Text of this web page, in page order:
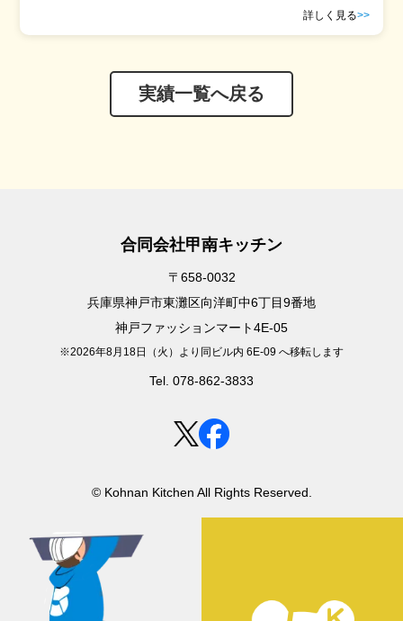
詳しく見る>>
実績一覧へ戻る
合同会社甲南キッチン
〒658-0032
兵庫県神戸市東灘区向洋町中6丁目9番地
神戸ファッションマート4E-05
※2026年8月18日（火）より同ビル内 6E-09 へ移転します
Tel. 078-862-3833
© Kohnan Kitchen All Rights Reserved.